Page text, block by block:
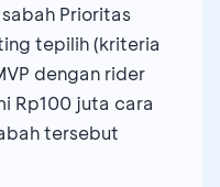
269.000Prioritas
tepilih (kriteria
dengan rider
Rp100 juta cara
tersebut